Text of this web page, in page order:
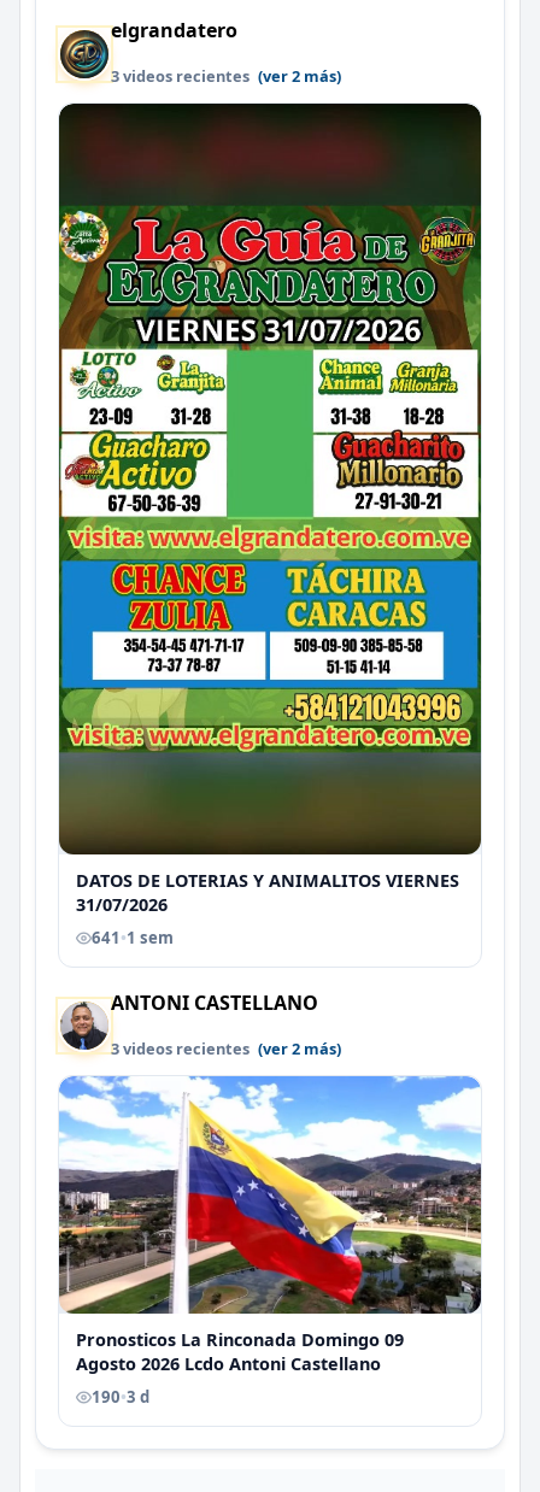
elgrandatero
3 videos recientes (ver 2 más)
DATOS DE LOTERIAS Y ANIMALITOS VIERNES
31/07/2026
641•1 sem
ANTONI CASTELLANO
3 videos recientes (ver 2 más)
Pronosticos La Rinconada Domingo 09
Agosto 2026 Lcdo Antoni Castellano
190•3 d